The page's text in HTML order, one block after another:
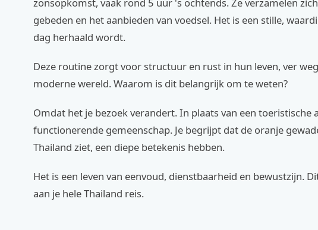
gebeden en het aanbieden van voedsel. Het is een stille,
dag herhaald wordt.
Deze routine zorgt voor structuur en rust in hun leven, ver
moderne wereld. Waarom is dit belangrijk om te weten?
Omdat het je bezoek verandert. In plaats van een toeristische
functionerende gemeenschap. Je begrijpt dat de oranje
Thailand ziet, een diepe betekenis hebben.
Het is een leven van eenvoud, dienstbaarheid en bewustzijn.
aan je hele Thailand reis.